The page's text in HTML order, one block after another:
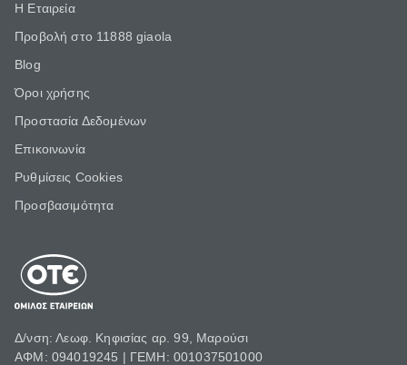
Η Εταιρεία
Προβολή στο 11888 giaola
Blog
Όροι χρήσης
Προστασία Δεδομένων
Επικοινωνία
Ρυθμίσεις Cookies
Προσβασιμότητα
Δ/νση: Λεωφ. Κηφισίας αρ. 99, Μαρούσι
ΑΦΜ: 094019245 | ΓΕΜΗ: 001037501000